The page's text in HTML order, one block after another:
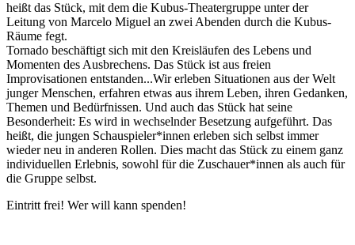
heißt das Stück, mit dem die Kubus-Theatergruppe unter der
Leitung von Marcelo Miguel an zwei Abenden durch die Kubus-
Räume fegt.
Tornado beschäftigt sich mit den Kreisläufen des Lebens und
Momenten des Ausbrechens. Das Stück ist aus freien
Improvisationen entstanden...Wir erleben Situationen aus der Welt
junger Menschen, erfahren etwas aus ihrem Leben, ihren Gedanken,
Themen und Bedürfnissen. Und auch das Stück hat seine
Besonderheit: Es wird in wechselnder Besetzung aufgeführt. Das
heißt, die jungen Schauspieler*innen erleben sich selbst immer
wieder neu in anderen Rollen. Dies macht das Stück zu einem ganz
individuellen Erlebnis, sowohl für die Zuschauer*innen als auch für
die Gruppe selbst.
Eintritt frei! Wer will kann spenden!